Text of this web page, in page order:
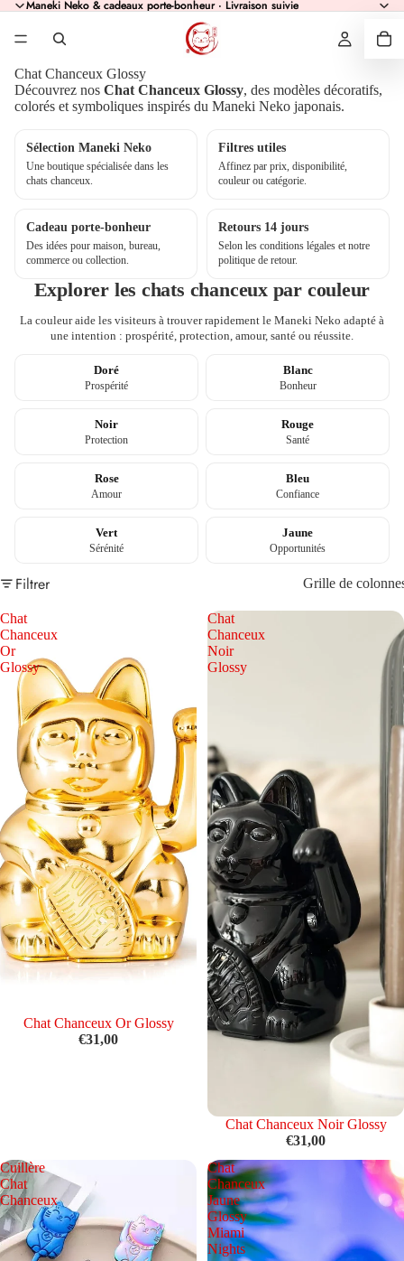
Maneki Neko & cadeaux porte-bonheur · Livraison suivie
Maneki Neko & cadeaux porte-bonheur · Livraison suivie
Chat Chanceux Glossy
Découvrez nos Chat Chanceux Glossy, des modèles décoratifs,
colorés et symboliques inspirés du Maneki Neko japonais.
Sélection Maneki Neko
Une boutique spécialisée dans les
chats chanceux.
Filtres utiles
Affinez par prix, disponibilité,
couleur ou catégorie.
Cadeau porte-bonheur
Des idées pour maison, bureau,
commerce ou collection.
Retours 14 jours
Selon les conditions légales et notre
politique de retour.
Explorer les chats chanceux par couleur
La couleur aide les visiteurs à trouver rapidement le Maneki Neko adapté à
une intention : prospérité, protection, amour, santé ou réussite.
Doré
Prospérité
Blanc
Bonheur
Noir
Protection
Rouge
Santé
Rose
Amour
Bleu
Confiance
Vert
Sérénité
Jaune
Opportunités
Filtrer Grille de
Chat
Chanceux
Or
Glossy
Chat Chanceux Or Glossy
€31,00
Chat
Chanceux
Noir
Glossy
Chat Chanceux Noir Glossy
€31,00
Cuillère
Chat
Chanceux
Chat
Chanceux
Jaune
Glossy
Miami
Nights